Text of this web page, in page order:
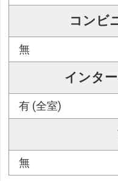
コンビ
無
インタ
有 (全室)
無